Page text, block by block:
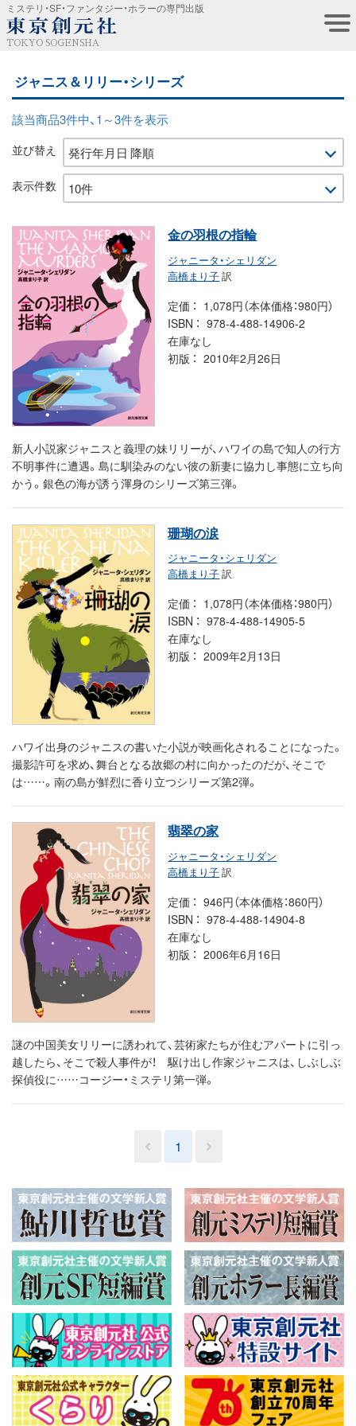
ミステリ・SF・ファンタジー・ホラーの専門出版
TOKYO SOGENSHA
ジャニス＆リリー・シリーズ
該当商品3件中、1～3件を表示
並び替え
表示件数
金の羽根の指輪
ジャニータ・シェリダン
高橋まり子訳
定価
1,078円（本体価格：980円）
ISBN
978-4-488-14906-2
在庫なし
初版
2010年2月26日
新人小説家ジャニスと義理の妹リリーが、ハワイの島で知人の行方
不明事件に遭遇。島に馴染みのない彼の新妻に協力し事態に立ち向
かう。銀色の海が誘う渾身のシリーズ第三弾。
珊瑚の涙
ジャニータ・シェリダン
高橋まり子訳
定価
1,078円（本体価格：980円）
ISBN
978-4-488-14905-5
在庫なし
初版
2009年2月13日
ハワイ出身のジャニスの書いた小説が映画化されることになった。
撮影許可を求め、舞台となる故郷の村に向かったのだが、そこで
は……。南の島が鮮烈に香り立つシリーズ第2弾。
翡翠の家
ジャニータ・シェリダン
高橋まり子訳
定価
946円（本体価格：860円）
ISBN
978-4-488-14904-8
在庫なし
初版
2006年6月16日
謎の中国美女リリーに誘われて、芸術家たちが住むアパートに引っ
越したら、そこで殺人事件が！ 駆け出し作家ジャニスは、しぶしぶ
探偵役に……コージー・ミステリ第一弾。
1